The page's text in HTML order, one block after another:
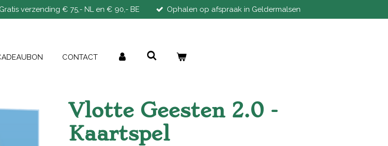
Gratis verzending € 75,- NL en € 90,- BE Ophalen op afspraak in Geldermalsen
CONTACT
Vlotte Geesten 2.0 -
Kaartspel